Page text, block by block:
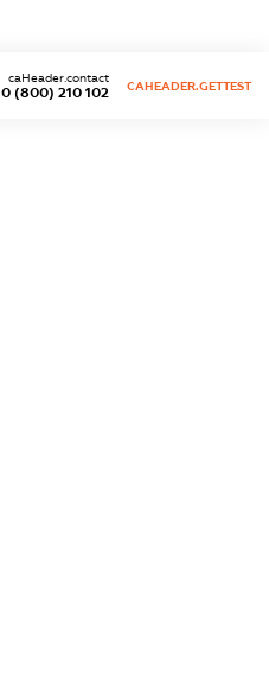
0 (800) 210 102
caHeader.contact
CAHEADER.GETTEST